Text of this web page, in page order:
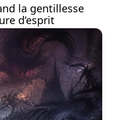
la gentillesse
d’esprit